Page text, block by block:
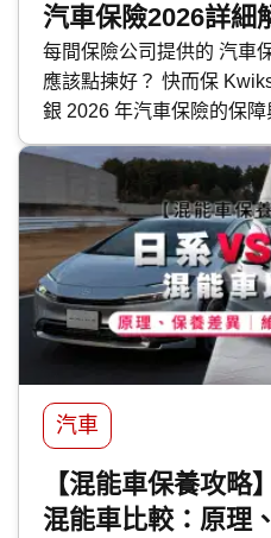
汽車保險2026詳細
特色
每間保險公司提供的 汽車
應該點揀好？ 快而保
銀 2026 年汽車保險的保
車保險 優缺點，助你選擇
汽車
【混能車保養攻略
混能車比較：原理